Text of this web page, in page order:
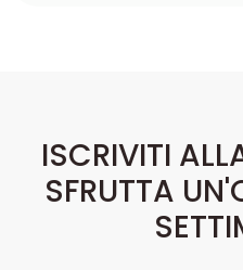
ISCRIVITI
SFRUTTA